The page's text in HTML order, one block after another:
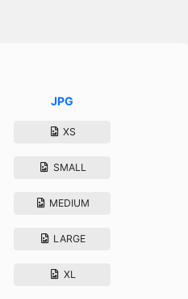
JPG
XS
SMALL
MEDIUM
LARGE
XL